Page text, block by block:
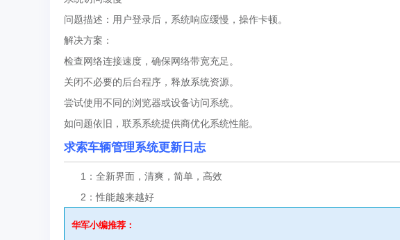
问题描述：用户登录后，系统响应缓慢，操作卡顿。
解决方案：
检查网络连接速度，确保网络带宽充足。
关闭不必要的后台程序，释放系统资源。
尝试使用不同的浏览器或设备访问系统。
如问题依旧，联系系统提供商优化系统性能。
求索车辆管理系统更新日志
1：全新界面，清爽，简单，高效
2：性能越来越好
华军小编推荐：